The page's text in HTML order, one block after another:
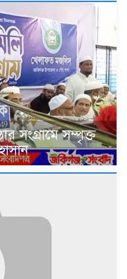
সংগ্রামে সম্পৃক্ত